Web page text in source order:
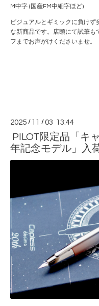
M中字 (国産FM中細字ほど)
ビジュアルとギミックに負け
な新商品です。店頭にて試筆も
フまでお声がけくださいませ。
2025 / 11 /03 13:44
PILOT限定品「キ
年記念モデル」入